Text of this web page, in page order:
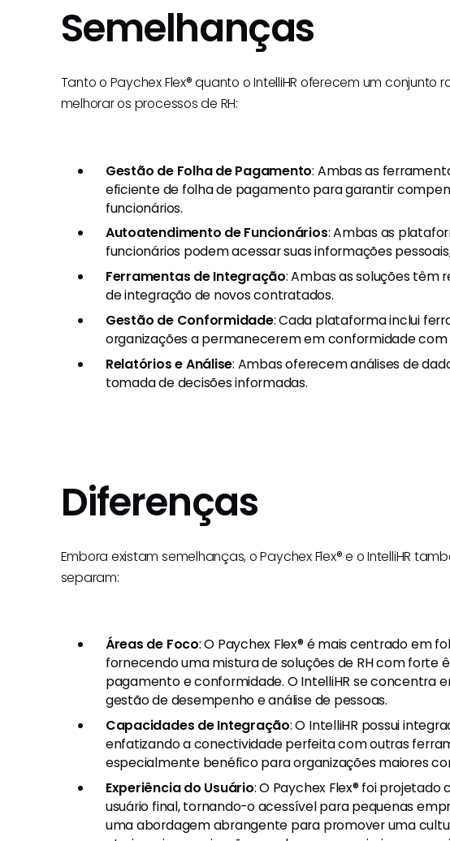
Semelhanças
Tanto o Paychex Flex® quanto o IntelliHR oferecem um
melhorar os processos de RH:
Gestão de Folha de Pagamento: Ambas as
eficiente de folha de pagamento para garantir
funcionários.
Autoatendimento de Funcionários: Ambas as
funcionários podem acessar suas informações
Ferramentas de Integração: Ambas as soluções têm
de integração de novos contratados.
Gestão de Conformidade: Cada plataforma inclui
organizações a permanecerem em conformidade com
Relatórios e Análise: Ambas oferecem análises de
tomada de decisões informadas.
Diferenças
Embora existam semelhanças, o Paychex Flex® e o IntelliHR
separam:
Áreas de Foco: O Paychex Flex® é mais centrado em
fornecendo uma mistura de soluções de RH com forte
pagamento e conformidade. O IntelliHR se concentra
gestão de desempenho e análise de pessoas.
Capacidades de Integração: O IntelliHR possui
enfatizando a conectividade perfeita com outras
especialmente benéfico para organizações maiores
Experiência do Usuário: O Paychex Flex® foi
usuário final, tornando-o acessível para pequenas
uma abordagem abrangente para promover uma